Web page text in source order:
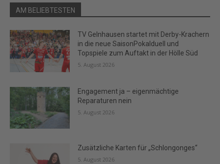
AM BELIEBTESTEN
TV Gelnhausen startet mit Derby-Krachern
in die neue SaisonPokalduell und
Topspiele zum Auftakt in der Hölle Süd
5. August 2026
Engagement ja – eigenmächtige
Reparaturen nein
5. August 2026
Zusätzliche Karten für „Schlongonges“
5. August 2026